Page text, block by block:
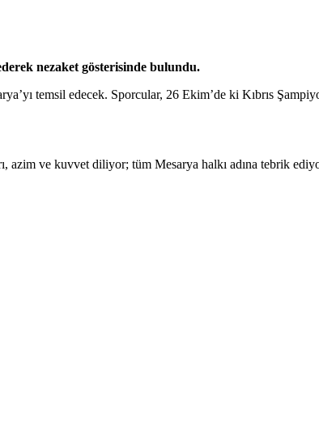
nezaket gösterisinde bulundu.
temsil edecek. Sporcular, 26 Ekim’de ki Kıbrıs
azim ve kuvvet diliyor; tüm Mesarya halkı adına tebrik